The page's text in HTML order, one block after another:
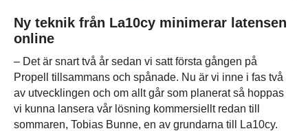
Ny teknik från La10cy minimerar latensen
online
– Det är snart två år sedan vi satt första gången på
Propell tillsammans och spånade. Nu är vi inne i fas två
av utvecklingen och om allt går som planerat så hoppas
vi kunna lansera vår lösning kommersiellt redan till
sommaren, Tobias Bunne, en av grundarna till La10cy.